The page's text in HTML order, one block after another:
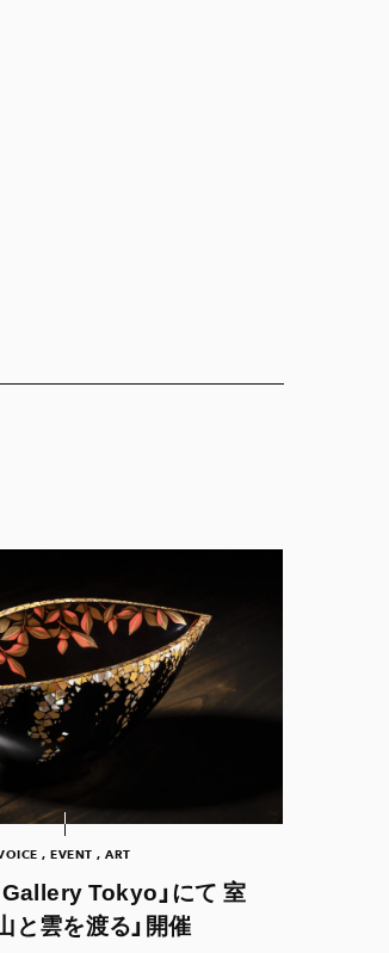
, EVENT , ART
Tokyo」にて 室
と雲を渡る」開催